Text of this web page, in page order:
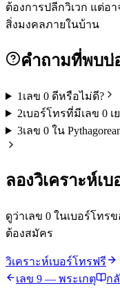
ต้องการปลีกวิเวก แต่อา
สิ่งมงคลภายในบ้าน
คำถามที่พบบ่
1 เลข 0 ดีหรือไม่ดี?
2เบอร์โทรที่มีเลข 0 เ
3เลข 0 ใน
ลองวิเคราะห์เ
ดูว่าเลข 0 ในเบอร์โทร
ต้องสมัคร
วิเคราะห์เบอร์โทรฟรี
เลข 9 — พระเกตุ ก